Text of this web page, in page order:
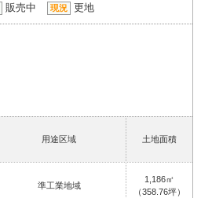
販売中 現況 更地
用途区域 土地面積
準工業地域
1,186㎡
（358.76坪）